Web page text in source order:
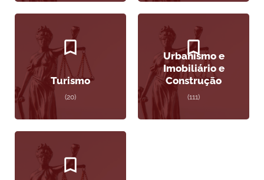
Turismo
(20)
Urbanismo e
Imobiliário e
Construção
(111)